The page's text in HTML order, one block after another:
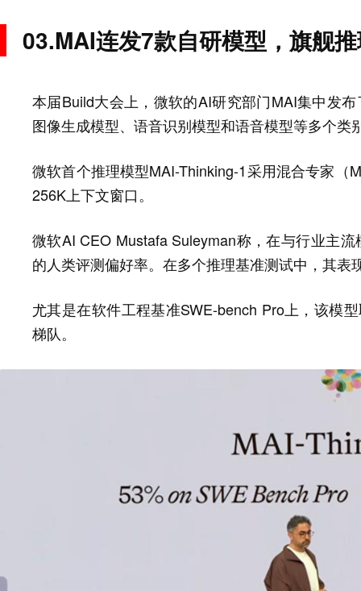
03.MAI连发7款自研模型，旗舰
本届Build大会上，微软的AI研究部门MAI集中发
图像生成模型、语音识别模型和语音模型等多个类
微软首个推理模型MAI-Thinking-1采用混合专家
256K上下文窗口。
微软AI CEO Mustafa Suleyman称，在与行业主
的人类评测偏好率。在多个推理基准测试中，其表
尤其是在软件工程基准SWE-bench Pro上，该模
梯队。